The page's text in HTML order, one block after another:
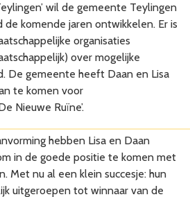
wil de gemeente Teylingen
de komende jaren ontwikkelen. Er is
organisaties
over mogelijke
De gemeente heeft Daan en Lisa
te komen voor
Nieuwe Ruïne’.
hebben Lisa en Daan
in de goede positie te komen met
Met nu al een klein succesje: hun
uitgeroepen tot winnaar van de